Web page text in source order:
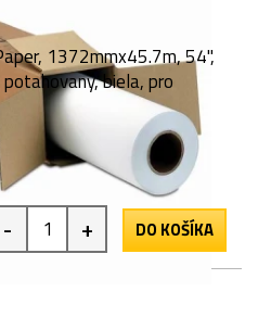
1372mmx45.7m, 54",
biela, pro
- + DO KOŠÍKA